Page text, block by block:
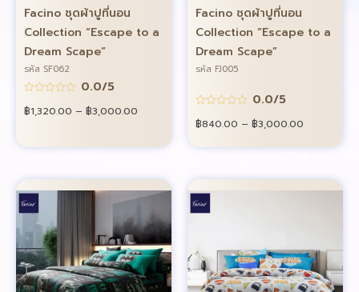
Facino ชุดผ้าปูที่นอน
Collection “Escape to a
Dream Scape”
รหัส SF062
0.0/5
฿1,320.00 – ฿3,000.00
Facino ชุดผ้าปูที่นอน
Collection “Escape to a
Dream Scape”
รหัส FJ005
0.0/5
฿840.00 – ฿3,000.00